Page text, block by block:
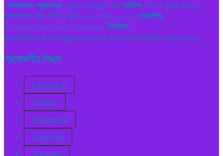
সম্পাদকও প্রকাশক: মুহম্মদ ওবায়দুল হক অফিস: ৫১/এ পুরানা পল্টন (
রিসোর্সফুল পল্টন সিটি ) স্যুট-৬০৮ ঢাকা--১০০০। মোবাইল:
০১৭৫৫৮৮৩৫৯৬,০১৯৭৭৩৬৬৫৬৬ ইমেইল:
thedailysarkar@gmail.com,editor@thedailysarkar.net.
প্রয়োজনীয় লিঙ্ক
Facebook
Twitter
Instagram
Linkedin